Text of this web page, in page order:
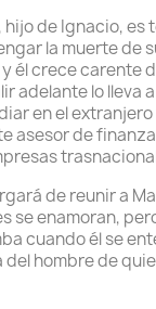
hijo de Ignacio, es
la muerte de
y él crece carente
adelante lo lleva
en el
asesor de
de reunir a
se enamoran,
cuando él se
del hombre de